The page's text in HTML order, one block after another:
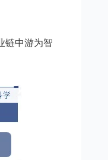
链中游为智